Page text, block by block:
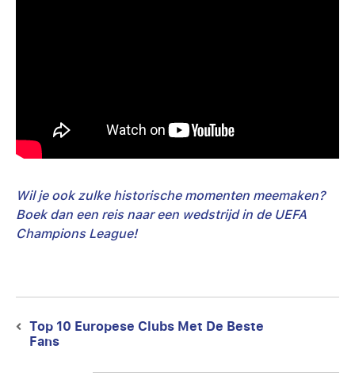
Wil je ook zulke historische momenten meemaken?
Boek dan een reis naar een wedstrijd in de UEFA
Champions League!
Berichtnavigatie
Previous
post:
Top 10 Europese Clubs Met De Beste
Fans